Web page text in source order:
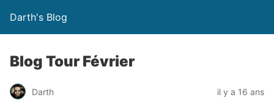
Darth's Blog
Blog Tour Février
Darth il y a 16 ans